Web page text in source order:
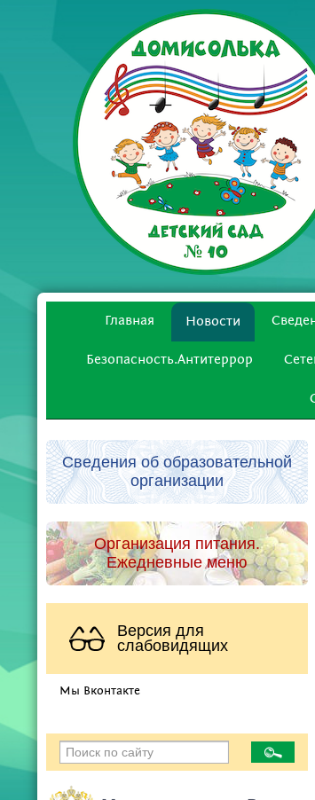
Главная Новости
Безопасность.Антитеррор
Сведения об образовательной
организации
Организация питания.
Ежедневные меню
Версия для
слабовидящих
Мы Вконтакте